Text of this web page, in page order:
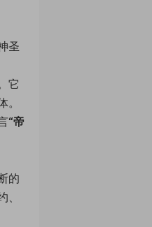
圣
它
“帝
的